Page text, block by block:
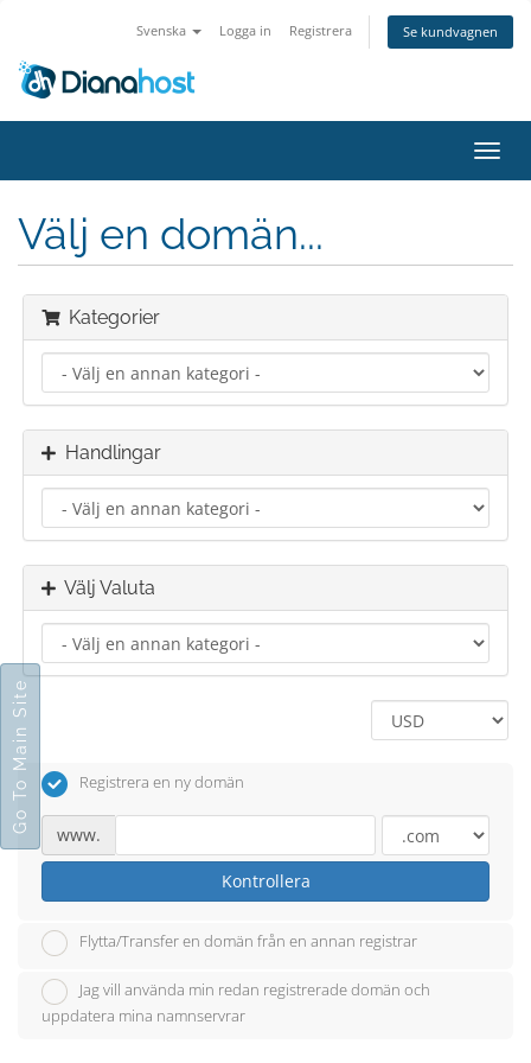
Svenska Logga in Registrera Se kundvagnen
Växla
Välj en domän...
Kategorier
Handlingar
Välj Valuta
Registrera en ny domän
www.
Kontrollera
Flytta/Transfer en domän från en annan registrar
Jag vill använda min redan registrerade domän och
uppdatera mina namnservrar
Go To Main Site